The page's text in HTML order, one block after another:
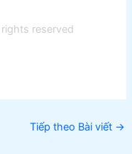
reserved
Tiếp theo Bài viết →